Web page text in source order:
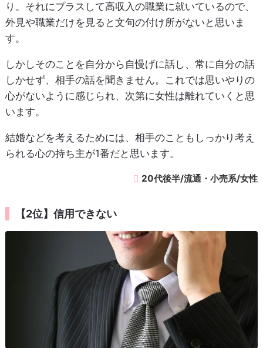
り。それにプラスして高収入の職業に就いているので、
外見や職業だけを見ると文句の付け所がないと思いま
す。
しかしそのことを自分から自慢げに話し、常に自分の話
しかせず、相手の話を聞きません。これでは思いやりの
心がないように感じられ、次第に女性は離れていくと思
います。
結婚などを考えるためには、相手のこともしっかり考え
られる心の持ち主が1番だと思います。
20代後半/流通・小売系/女性
【2位】信用できない